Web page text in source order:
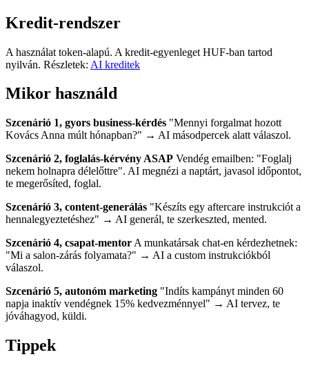
Kredit-rendszer
A használat token-alapú. A kredit-egyenleget HUF-ban tartod
nyilván. Részletek: AI kreditek
Mikor használd
Szcenárió 1, gyors business-kérdés "Mennyi forgalmat hozott
Kovács Anna múlt hónapban?" → AI másodpercek alatt válaszol.
Szcenárió 2, foglalás-kérvény ASAP Vendég emailben: "Foglalj
nekem holnapra délelőttre". AI megnézi a naptárt, javasol időpontot,
te megerősíted, foglal.
Szcenárió 3, content-generálás "Készíts egy aftercare instrukciót a
hennalegyeztetéshez" → AI generál, te szerkeszted, mented.
Szcenárió 4, csapat-mentor A munkatársak chat-en kérdezhetnek:
"Mi a salon-zárás folyamata?" → AI a custom instrukciókból
válaszol.
Szcenárió 5, autonóm marketing "Indíts kampányt minden 60
napja inaktív vendégnek 15% kedvezménnyel" → AI tervez, te
jóváhagyod, küldi.
Tippek